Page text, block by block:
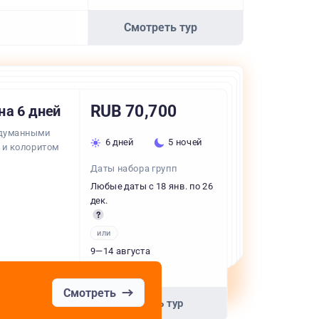
Смотреть тур
Смотреть
6 дней
колоритом
RUB 70,700
6 дней 5 ночей
Даты набора групп
Любые даты с 18 янв. по 26
дек.
или
9—14 августа
Смотреть тур